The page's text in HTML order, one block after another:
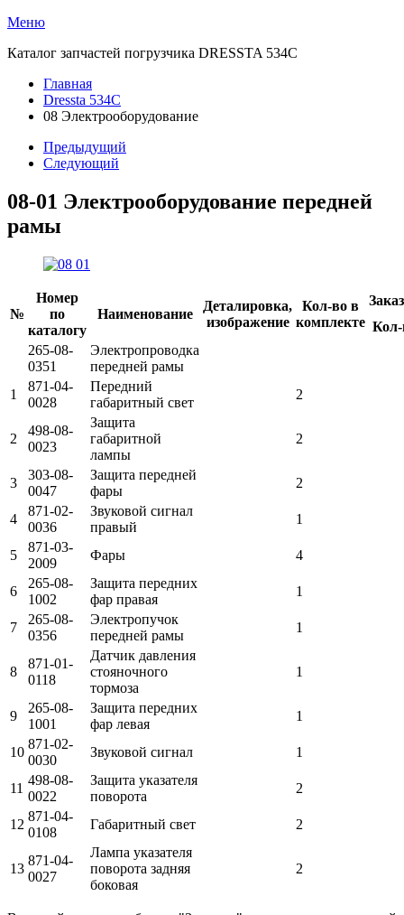
Меню
Каталог запчастей погрузчика DRESSTA 534C
Главная
Dressta 534C
08 Электрооборудование
Предыдущий
Следующий
08-01 Электрооборудование передней
рамы
№
Номер
по
каталогу
Наименование
Деталировка,
изображение
Кол-во в
комплекте Кол-
265-08-
0351
Электропроводка
передней рамы
1
871-04-
0028
Передний
габаритный свет
2
2
498-08-
0023
Защита
габаритной
лампы
2
3
303-08-
0047
Защита передней
фары
2
4
871-02-
0036
Звуковой сигнал
правый
1
5
871-03-
2009
Фары 4
6
265-08-
1002
Защита передних
фар правая
1
7
265-08-
0356
Электропучок
передней рамы
1
8
871-01-
0118
Датчик давления
стояночного
тормоза
1
9
265-08-
1001
Защита передних
фар левая
1
10
871-02-
0030
Звуковой сигнал 1
11
498-08-
0022
Защита указателя
поворота
2
12
871-04-
0108
Габаритный свет 2
13
871-04-
0027
Лампа указателя
поворота задняя
боковая
2